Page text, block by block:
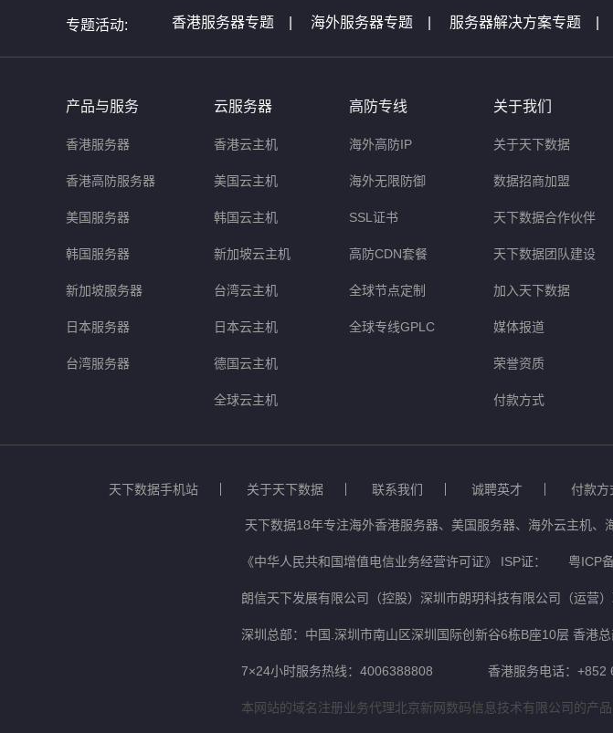
专题活动: 香港服务器专题 海外服务器专题 服务器解决方案专题
全球服务器介绍专题 | 全球云主机专题 | 服务器专题汇总 |
产品与服务
香港服务器
香港高防服务器
美国服务器
韩国服务器
新加坡服务器
日本服务器
台湾服务器
云服务器
香港云主机
美国云主机
韩国云主机
新加坡云主机
台湾云主机
日本云主机
德国云主机
全球云主机
高防专线
海外高防IP
海外无限防御
SSL证书
高防CDN套餐
全球节点定制
全球专线GPLC
关于我们
关于天下数据
数据招商加盟
天下数据合作伙伴
天下数据团队建设
加入天下数据
媒体报道
荣誉资质
付款方式
天下数据手机站 关于天下数据 联系我们 诚聘英才 付款方
天下数据18年专注海外香港服务器、美国服务器、海外云主机
《中华人民共和国增值电信业务经营许可证》 ISP证： 粤ICP
朗信天下发展有限公司（控股）深圳市朗玥科技有限公司（运营
深圳总部：中国.深圳市南山区深圳国际创新谷6栋B座10层 香港
7×24小时服务热线：4006388808 香港服务电话：+852
本网站的域名注册业务代理北京新网数码信息技术有限公司的产品